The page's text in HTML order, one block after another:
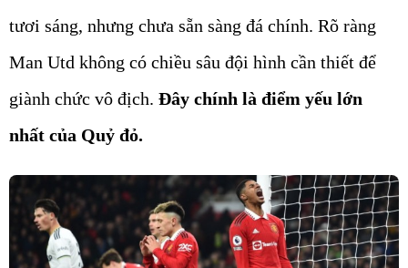
tươi sáng, nhưng chưa sẵn sàng đá chính. Rõ ràng
Man Utd không có chiều sâu đội hình cần thiết để
giành chức vô địch. Đây chính là điểm yếu lớn
nhất của Quỷ đỏ.